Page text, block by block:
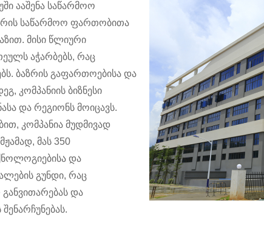
ააშენა საწარმოო
საწარმოო ფართობითა
მისი წლიური
აჭარბებს, რაც
ბაზრის გაფართოებისა და
კომპანიის ბიზნესი
და რეგიონს მოიცავს.
კომპანია მუდმივად
მას 350
და
გუნდი, რაც
და